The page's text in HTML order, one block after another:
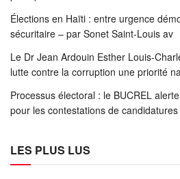
Élections en Haïti : entre urgence
sécuritaire – par Sonet Saint-Louis av
Le Dr Jean Ardouin Esther Louis-
lutte contre la corruption une priorité
Processus électoral : le BUCREL
pour les contestations de
LES PLUS LUS